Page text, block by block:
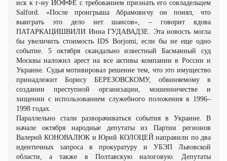
иск к г-ну ЙОФФЕ с требованием признать его совладельцем
Salford. «После проигрыша Абрамовичу он понял, что
выиграть это дело нет шансов»,
– говорит вдова
ПАТАРКАЦИШВИЛИ Инна ГУДАВАДЗЕ. Эта новость могла
бы увеличить стоимость IDS Borjomi, если бы не еще одно
событие. 5 октября скандально известный Басманный суд
Москвы наложил арест на все активы компании в России и
Украине. Судья мотивировал решение тем, что это имущество
принадлежит Борису БЕРЕЗОВСКОМУ, обвиняемому в
создании преступной организации, мошенничестве и
хищении с использованием служебного положения в 1996–
1998 годах.
Параллельно стали разворачиваться события в Украине. В
начале октября народные депутаты из Партии регионов
ВалерийКОНОВАЛЮК и Юрий КОЛОЦЕЙ направили по два
идентичных запроса в прокуратуру и УБЭП Львовской
области, а также в Полтавскую налоговую. Депутаты